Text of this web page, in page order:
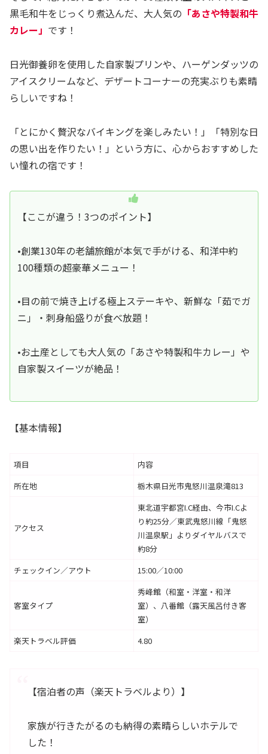
黒毛和牛をじっくり煮込んだ、大人気の 「あさや特製和牛
カレー」 です！
日光御養卵を使用した自家製プリンや、ハーゲンダッツの
アイスクリームなど、デザートコーナーの充実ぶりも素晴
らしいですね！
「とにかく贅沢なバイキングを楽しみたい！」「特別な日
の思い出を作りたい！」という方に、心からおすすめした
い憧れの宿です！
【ここが違う！3つのポイント】
•創業130年の老舗旅館が本気で手がける、和洋中約
100種類の超豪華メニュー！
•目の前で焼き上げる極上ステーキや、新鮮な「茹でガ
ニ」・刺身船盛りが食べ放題！
•お土産としても大人気の「あさや特製和牛カレー」や
自家製スイーツが絶品！
【基本情報】
項目
内容
所在地
栃木県日光市鬼怒川温泉滝813
アクセス
東北道宇都宮I.C経由、今市I.Cよ
り約25分／東武鬼怒川線「鬼怒
川温泉駅」よりダイヤルバスで
約8分
チェックイン／アウト
15:00／10:00
客室タイプ
秀峰館（和室・洋室・和洋
室）、八番館（露天風呂付き客
室）
楽天トラベル評価
4.80
【宿泊者の声（楽天トラベルより）】
家族が行きたがるのも納得の素晴らしいホテルで
した！